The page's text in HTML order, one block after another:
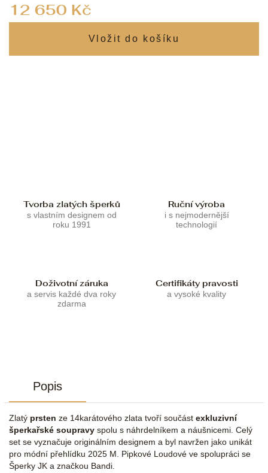
12 650 Kč
Tvorba zlatých šperků
s vlastním designem od
roku 1991
Ruční výroba
i s nejmodernější
technologií
Doživotní záruka
a servis každé dva roky
zdarma
Certifikáty pravosti
a vysoké kvality
Popis
Zlatý prsten ze 14karátového zlata tvoří součást exkluzivní
šperkařské soupravy spolu s náhrdelníkem a náušnicemi. Celý
set se vyznačuje originálním designem a byl navržen jako unikát
pro módní přehlídku 2025 M. Pipkové Loudové ve spolupráci se
Šperky JK a značkou Bandi.